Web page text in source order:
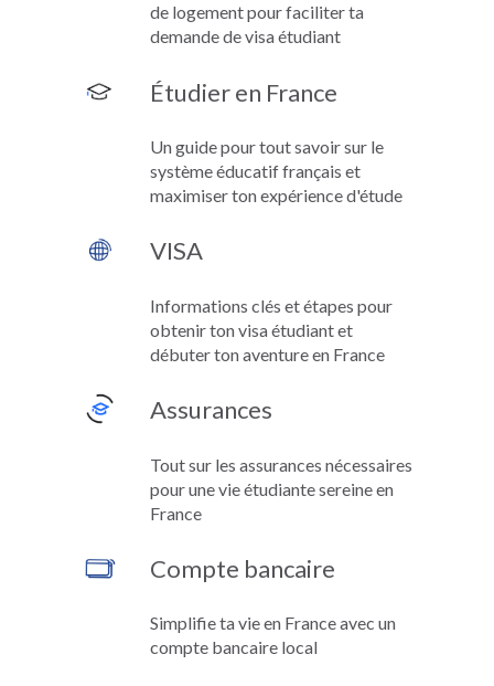
de logement pour faciliter ta
demande de visa étudiant
Étudier en France
Un guide pour tout savoir sur le
système éducatif français et
maximiser ton expérience d'étude
VISA
Informations clés et étapes pour
obtenir ton visa étudiant et
débuter ton aventure en France
Assurances
Tout sur les assurances nécessaires
pour une vie étudiante sereine en
France
Compte bancaire
Simplifie ta vie en France avec un
compte bancaire local